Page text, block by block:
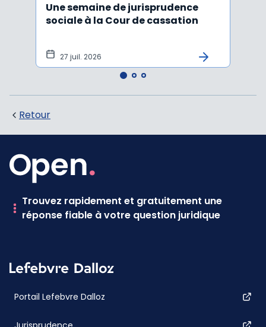
Une semaine de jurisprudence
sociale à la Cour de cassation
27 juil. 2026
Retour
Trouvez rapidement et gratuitement une
réponse fiable à votre question juridique
Portail Lefebvre Dalloz